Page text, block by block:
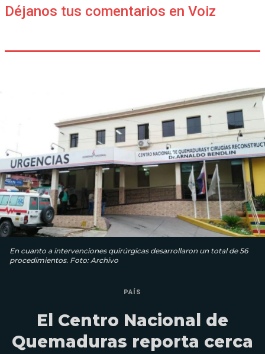
Déjanos tus comentarios en Voiz
En cuanto a intervenciones quirúrgicas desarrollaron un total de 56
procedimientos. Foto: Archivo
PAÍS
El Centro Nacional de
Quemaduras reporta cerca